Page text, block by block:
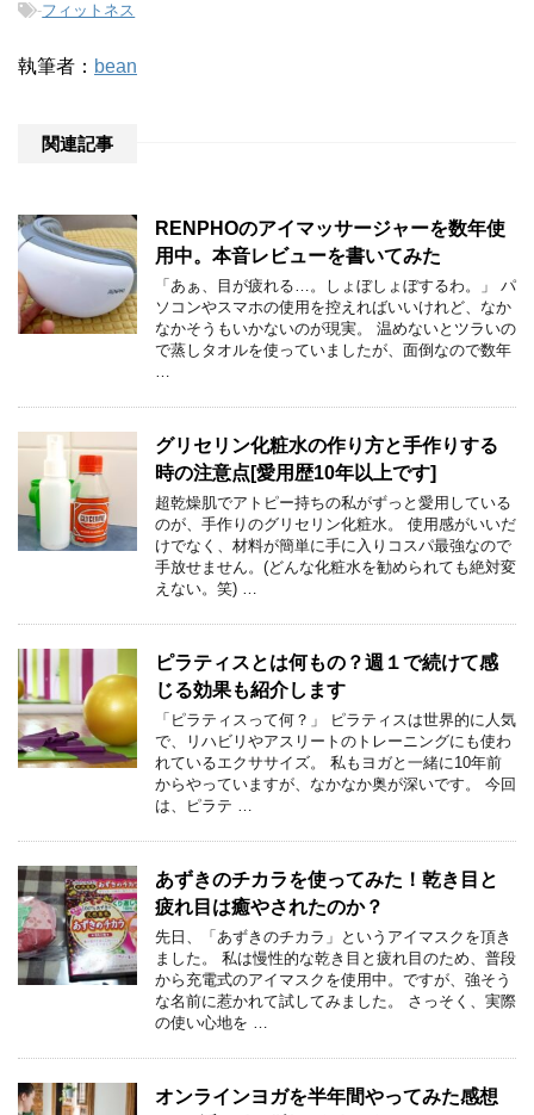
-フィットネス
執筆者： bean
関連記事
RENPHOのアイマッサージャーを数年使
用中。本音レビューを書いてみた
「あぁ、目が疲れる…。しょぼしょぼするわ。」 パ
ソコンやスマホの使用を控えればいいけれど、なか
なかそうもいかないのが現実。 温めないとツラいの
で蒸しタオルを使っていましたが、面倒なので数年
…
グリセリン化粧水の作り方と手作りする
時の注意点[愛用歴10年以上です]
超乾燥肌でアトピー持ちの私がずっと愛用している
のが、手作りのグリセリン化粧水。 使用感がいいだ
けでなく、材料が簡単に手に入りコスパ最強なので
手放せません。(どんな化粧水を勧められても絶対変
えない。笑) …
ピラティスとは何もの？週１で続けて感
じる効果も紹介します
「ピラティスって何？」 ピラティスは世界的に人気
で、リハビリやアスリートのトレーニングにも使わ
れているエクササイズ。 私もヨガと一緒に10年前
からやっていますが、なかなか奥が深いです。 今回
は、ピラテ …
あずきのチカラを使ってみた！乾き目と
疲れ目は癒やされたのか？
先日、「あずきのチカラ」というアイマスクを頂き
ました。 私は慢性的な乾き目と疲れ目のため、普段
から充電式のアイマスクを使用中。ですが、強そう
な名前に惹かれて試してみました。 さっそく、実際
の使い心地を …
オンラインヨガを半年間やってみた感想